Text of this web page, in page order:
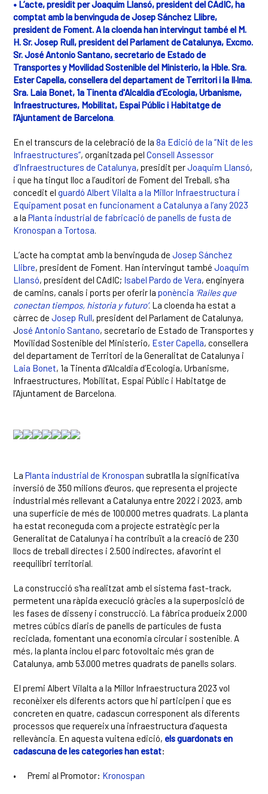
• L’acte, presidit per Joaquim Llansó, president del CAdIC, ha
comptat amb la benvinguda de Josep Sánchez Llibre,
president de Foment. A la cloenda han intervingut també el M.
H. Sr. Josep Rull, president del Parlament de Catalunya, Excmo.
Sr. José Antonio Santano, secretario de Estado de
Transportes y Movilidad Sostenible del Ministerio, la Hble. Sra.
Ester Capella, consellera del departament de Territori i la Il·lma.
Sra. Laia Bonet, 1a Tinenta d'Alcaldia d’Ecologia, Urbanisme,
Infraestructures, Mobilitat, Espai Públic i Habitatge de
l’Ajuntament de Barcelona.
En el transcurs de la celebració de la 8a Edició de la “Nit de les
Infraestructures”, organitzada pelConsell Assessor
d’Infraestructures de Catalunya, presidit perJoaquim Llansó,
i que ha tingut lloc a l’auditori de Foment del Treball, s’ha
concedit elguardó Albert Vilalta a la Millor Infraestructura i
Equipament posat en funcionament a Catalunya a l’any 2023
a laPlanta industrial de fabricació de panells de fusta de
Kronospan a Tortosa.
L’acte ha comptat amb la benvinguda deJosep Sánchez
Llibre, president de Foment. Han intervingut tambéJoaquim
Llansó, president del CAdIC; Isabel Pardo de Vera, enginyera
de camins, canals i ports per oferir laponència ‘Railes que
conectan tiempos, historia y futuro’. La cloenda ha estat a
càrrec deJosep Rull, president del Parlament de Catalunya,
José Antonio Santano, secretario de Estado de Transportes y
Movilidad Sostenible del Ministerio, Ester Capella, consellera
del departament de Territori de la Generalitat de Catalunya i
Laia Bonet, 1a Tinenta d'Alcaldia d’Ecologia, Urbanisme,
Infraestructures, Mobilitat, Espai Públic i Habitatge de
l’Ajuntament de Barcelona.
LaPlanta industrial de Kronospan subratlla la significativa
inversió de 350 milions d’euros, que representa el projecte
industrial més rellevant a Catalunya entre 2022 i 2023, amb
una superfície de més de 100.000 metres quadrats. La planta
ha estat reconeguda com a projecte estratègic per la
Generalitat de Catalunya i ha contribuït a la creació de 230
llocs de treball directes i 2.500 indirectes, afavorint el
reequilibri territorial.
La construcció s'ha realitzat amb el sistema fast-track,
permetent una ràpida execució gràcies a la superposició de
les fases de disseny i construcció. La fàbrica produeix 2.000
metres cúbics diaris de panells de partícules de fusta
reciclada, fomentant una economia circular i sostenible. A
més, la planta inclou el parc fotovoltaic més gran de
Catalunya, amb 53.000 metres quadrats de panells solars.
El premi Albert Vilalta a la Millor Infraestructura 2023 vol
reconèixer els diferents actors que hi participen i que es
concreten en quatre, cadascun corresponent als diferents
processos que requereix una infraestructura d’aquesta
rellevància. En aquesta vuitena edició, els guardonats en
cadascuna de les categories han estat:
• Premi al Promotor: Kronospan